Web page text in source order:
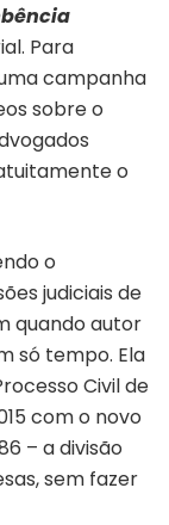
Para
campanha
sobre o
o
o
judiciais de
quando autor
só tempo. Ela
Civil de
com o novo
– a divisão
sem fazer